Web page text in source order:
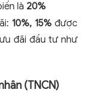
là 20%
10%, 15% được
đãi đầu tư như
(TNCN)